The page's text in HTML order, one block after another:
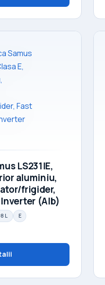
LS231IE,
aluminiu,
frigider,
(Alb)
L E